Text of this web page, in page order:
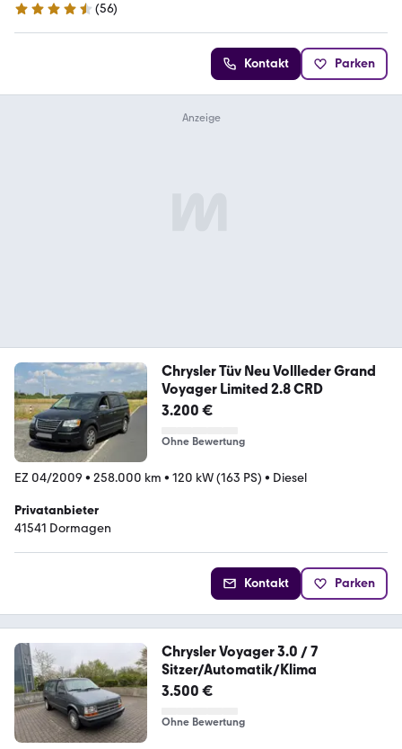
4.6 Sterne
(56)
Kontakt Parken
Chrysler Tüv Neu Vollleder Grand
Voyager Limited 2.8 CRD
3.200 €
Ohne Bewertung
EZ 04/2009 • 258.000 km • 120 kW (163 PS) • Diesel
Privatanbieter
41541 Dormagen
Kontakt Parken
Chrysler Voyager 3.0 / 7
Sitzer/Automatik/Klima
3.500 €
Ohne Bewertung